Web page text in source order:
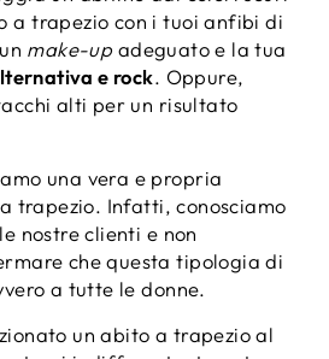
a trapezio con i tuoi anfibi di
make-up adeguato e la tua
e rock. Oppure,
alti per un risultato
una vera e propria
trapezio. Infatti, conosciamo
nostre clienti e non
che questa tipologia di
a tutte le donne.
un abito a trapezio al